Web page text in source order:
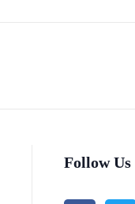
Follow Us